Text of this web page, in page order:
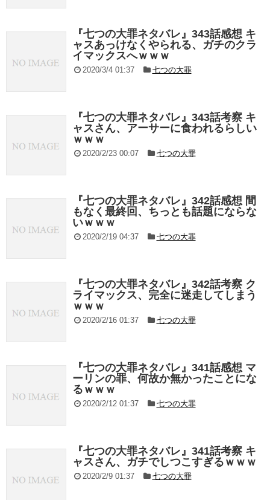
『七つの大罪ネタバレ』343話感想 キ
ャスあっけなくやられる、ガチのクラ
イマックスへｗｗｗ
2020/3/4 01:37 七つの大罪
『七つの大罪ネタバレ』343話考察 キ
ャスさん、アーサーに食われるらしい
ｗｗｗ
2020/2/23 00:07 七つの大罪
『七つの大罪ネタバレ』342話感想 間
もなく最終回、ちっとも話題にならな
いｗｗｗ
2020/2/19 04:37 七つの大罪
『七つの大罪ネタバレ』342話考察 ク
ライマックス、完全に迷走してしまう
ｗｗｗ
2020/2/16 01:37 七つの大罪
『七つの大罪ネタバレ』341話感想 マ
ーリンの罪、何故か無かったことにな
るｗｗｗ
2020/2/12 01:37 七つの大罪
『七つの大罪ネタバレ』341話考察 キ
ャスさん、ガチでしつこすぎるｗｗｗ
2020/2/9 01:37 七つの大罪